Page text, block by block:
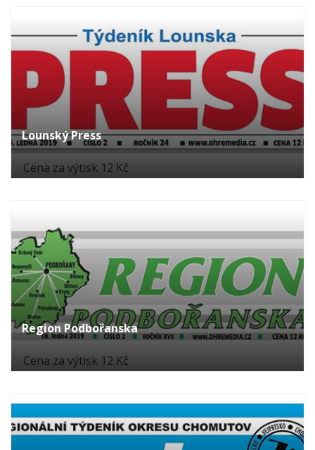
Lounský Press
Cena za výtisk 12 Kč
Region Podbořanska
Cena za výtisk 12 Kč